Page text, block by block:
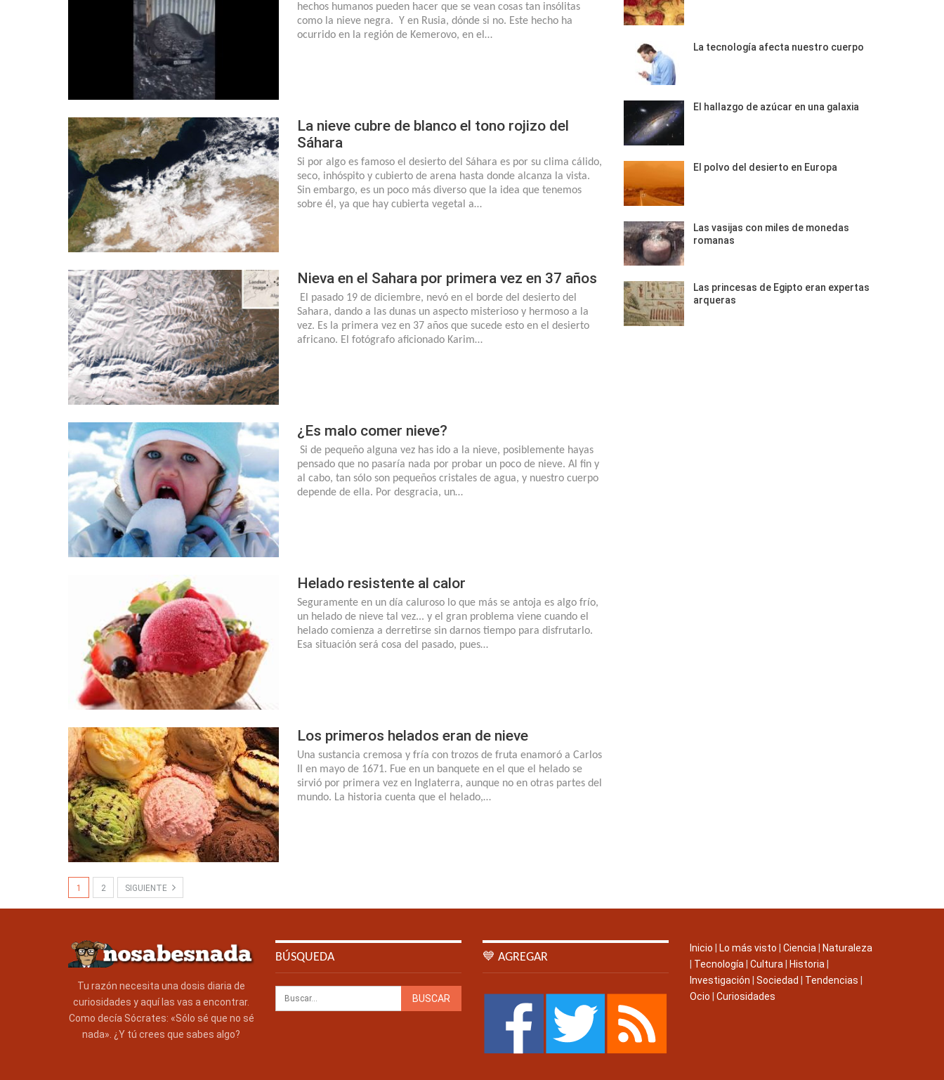
hechos humanos pueden hacer que se vean cosas tan insólitas
como la nieve negra. Y en Rusia, dónde si no. Este hecho ha
ocurrido en la región de Kemerovo, en el…
La nieve cubre de blanco el tono rojizo del
Sáhara
Si por algo es famoso el desierto del Sáhara es por su clima cálido,
seco, inhóspito y cubierto de arena hasta donde alcanza la vista.
Sin embargo, es un poco más diverso que la idea que tenemos
sobre él, ya que hay cubierta vegetal a…
Nieva en el Sahara por primera vez en 37 años
El pasado 19 de diciembre, nevó en el borde del desierto del
Sahara, dando a las dunas un aspecto misterioso y hermoso a la
vez. Es la primera vez en 37 años que sucede esto en el desierto
africano. El fotógrafo aficionado Karim…
¿Es malo comer nieve?
Si de pequeño alguna vez has ido a la nieve, posiblemente hayas
pensado que no pasaría nada por probar un poco de nieve. Al fin y
al cabo, tan sólo son pequeños cristales de agua, y nuestro cuerpo
depende de ella. Por desgracia, un…
Helado resistente al calor
Seguramente en un día caluroso lo que más se antoja es algo frío,
un helado de nieve tal vez... y el gran problema viene cuando el
helado comienza a derretirse sin darnos tiempo para disfrutarlo.
Esa situación será cosa del pasado, pues…
Los primeros helados eran de nieve
Una sustancia cremosa y fría con trozos de fruta enamoró a Carlos
II en mayo de 1671. Fue en un banquete en el que el helado se
sirvió por primera vez en Inglaterra, aunque no en otras partes del
mundo. La historia cuenta que el helado,…
1 2 SIGUIENTE
La tecnología afecta nuestro cuerpo
El hallazgo de azúcar en una galaxia
El polvo del desierto en Europa
Las vasijas con miles de monedas
romanas
Las princesas de Egipto eran expertas
arqueras
Tu razón necesita una dosis diaria de
curiosidades y aquí las vas a encontrar.
Como decía Sócrates: «Sólo sé que no sé
nada». ¿Y tú crees que sabes algo?
BÚSQUEDA 💙 AGREGAR
Inicio Lo más visto Ciencia
Naturaleza
Tecnología Cultura Historia
Investigación
Sociedad Tendencias
Ocio
Curiosidades